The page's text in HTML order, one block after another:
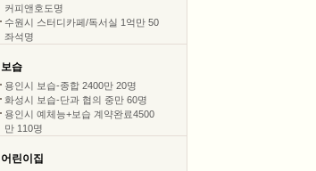
커피앤호도명
수원시 스터디카페/독서실 1억만 50
좌석명
보습
용인시 보습-종합 2400만 20명
화성시 보습-단과 협의 중만 60명
용인시 예체능+보습 계약완료4500
만 110명
어린이집